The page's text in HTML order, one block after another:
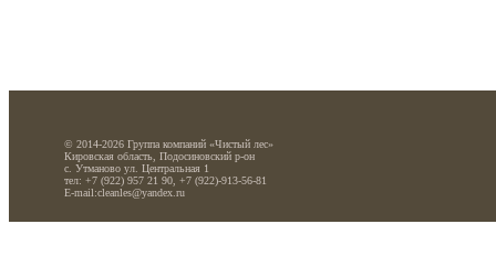
© 2014-2026 Группа компаний «Чистый лес»
Кировская область, Подосиновский р-он
с. Утманово ул. Центральная 1
тел: +7 (922) 957 21 90, +7 (922)-913-56-81
E-mail:cleanles@yandex.ru